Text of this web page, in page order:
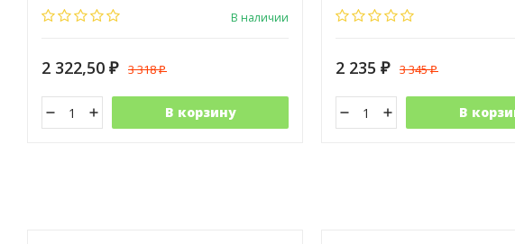
В наличии
2 322,50 ₽ 3 318₽
В корзину
2 235 ₽ 3 345₽
В